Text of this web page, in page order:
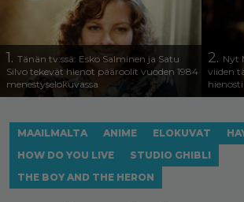
1. Tänän tv:ssä: Esko Salminen ja Satu
Silvo tekevät hienot pääroolit vuoden 1984
menestyselokuvassa
2. Nyt
viiden
MAAILMALTA ANIME ELOKUVAT
HOW DO YOU LIVE
STUDIO GHIBLI
THE BOY AND THE HERON